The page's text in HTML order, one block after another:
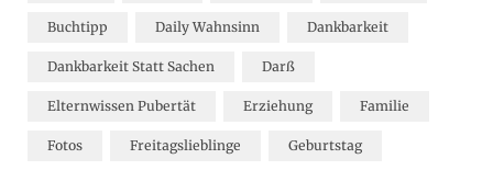
Buchtipp Daily Wahnsinn Dankbarkeit
Dankbarkeit Statt Sachen Darß
Elternwissen Pubertät Erziehung Familie
Fotos Freitagslieblinge Geburtstag